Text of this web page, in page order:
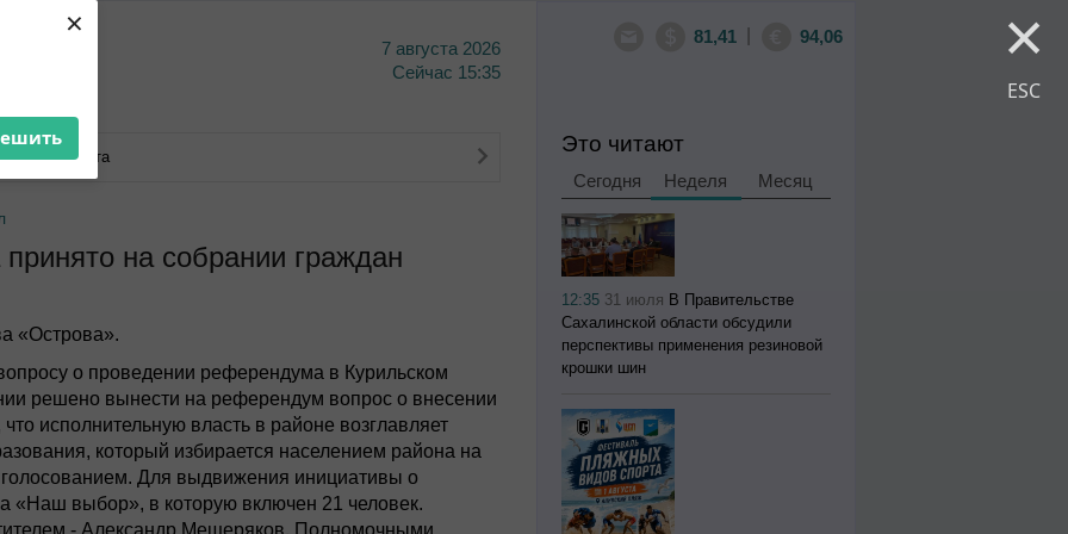
× ×
ESC
7 августа 2026
Сейчас 15:35
81,41 94,06
счета
на собрании граждан
«Острова».
о проведении референдума в Курильском
решено вынести на референдум вопрос о внесении
исполнительную власть в районе возглавляет
который избирается населением района на
Для выдвижения инициативы о
«Наш выбор», в которую включен 21 человек.
- Александр Мещеряков. Полномочными
Это читают
Сегодня Неделя Месяц
12:35 31 июля В Правительстве
Сахалинской области обсудили
перспективы применения резиновой
крошки шин